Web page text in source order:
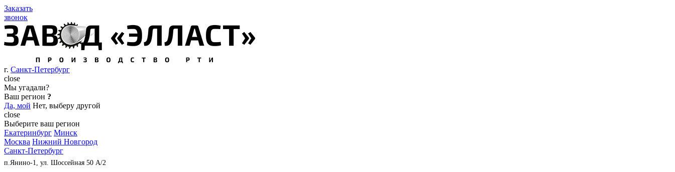
Заказать
звонок
г. Санкт-Петербург
close
Мы угадали?
Ваш регион ?
Да, мой Нет, выберу другой
close
Выберите ваш регион
Екатеринбург Минск
Москва Нижний Новгород
Санкт-Петербург
п.Янино-1, ул. Шоссейная 50 А/2